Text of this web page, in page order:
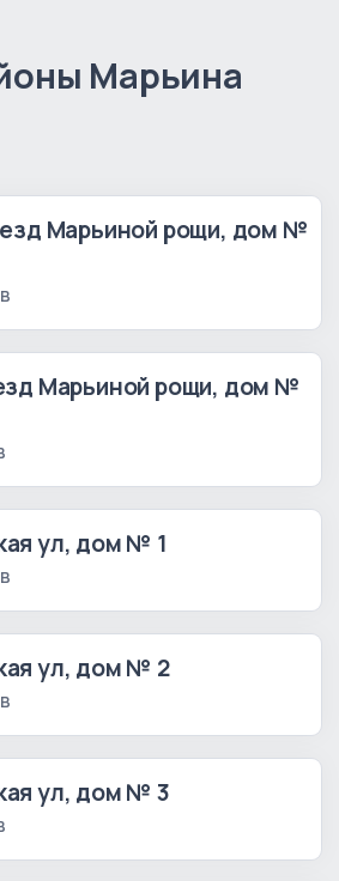
Марьина
Марьиной рощи, дом №
Марьиной рощи, дом №
ул, дом № 1
ул, дом № 2
ул, дом № 3